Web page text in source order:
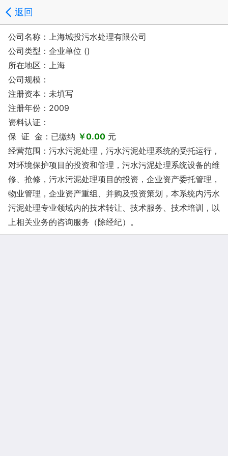
返回
公司名称：上海城投污水处理有限公司
公司类型：企业单位 ()
所在地区：上海
公司规模：
注册资本：未填写
注册年份：2009
资料认证：
保 证 金：已缴纳 ￥0.00 元
经营范围：污水污泥处理，污水污泥处理系统的受托运行，
对环境保护项目的投资和管理，污水污泥处理系统设备的维
修、抢修，污水污泥处理项目的投资，企业资产委托管理，
物业管理，企业资产重组、并购及投资策划，本系统内污水
污泥处理专业领域内的技术转让、技术服务、技术培训，以
上相关业务的咨询服务（除经纪）。